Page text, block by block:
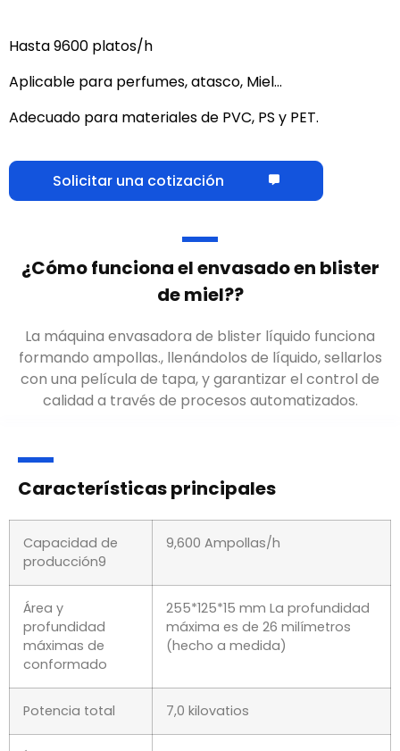
Hasta 9600 platos/h
Aplicable para perfumes, atasco, Miel…
Adecuado para materiales de PVC, PS y PET.
Solicitar una cotización
¿Cómo funciona el envasado en blister
de miel??
La máquina envasadora de blister líquido funciona
formando ampollas., llenándolos de líquido, sellarlos
con una película de tapa, y garantizar el control de
calidad a través de procesos automatizados.
Características principales
Capacidad de
producción9
9,600 Ampollas/h
Área y
profundidad
máximas de
conformado
255*125*15 mm La profundidad
máxima es de 26 milímetros
(hecho a medida)
Potencia total 7,0 kilovatios